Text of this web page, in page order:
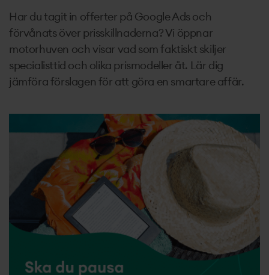
Har du tagit in offerter på Google Ads och
förvånats över prisskillnaderna? Vi öppnar
motorhuven och visar vad som faktiskt skiljer
specialisttid och olika prismodeller åt. Lär dig
jämföra förslagen för att göra en smartare affär.